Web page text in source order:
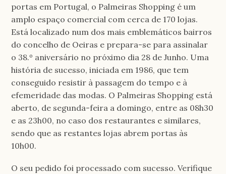
portas em Portugal, o Palmeiras Shopping é um
amplo espaço comercial com cerca de 170 lojas.
Está localizado num dos mais emblemáticos bairros
do concelho de Oeiras e prepara-se para assinalar
o 38.º aniversário no próximo dia 28 de Junho. Uma
história de sucesso, iniciada em 1986, que tem
conseguido resistir à passagem do tempo e à
efemeridade das modas. O Palmeiras Shopping está
aberto, de segunda-feira a domingo, entre as 08h30
e as 23h00, no caso dos restaurantes e similares,
sendo que as restantes lojas abrem portas às
10h00.
O seu pedido foi processado com sucesso. Verifique